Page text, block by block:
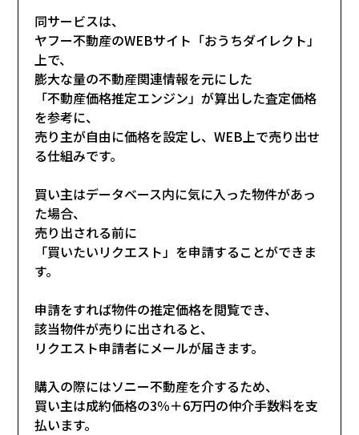
同サービスは、
ヤフー不動産のWEBサイト「おうちダイレクト」
上で、
膨大な量の不動産関連情報を元にした
「不動産価格推定エンジン」が算出した査定価格
を参考に、
売り主が自由に価格を設定し、WEB上で売り出せ
る仕組みです。
買い主はデータベース内に気に入った物件があっ
た場合、
売り出される前に
「買いたいリクエスト」を申請することができま
す。
申請をすれば物件の推定価格を閲覧でき、
該当物件が売りに出されると、
リクエスト申請者にメールが届きます。
購入の際にはソニー不動産を介するため、
買い主は成約価格の3％＋6万円の仲介手数料を支
払います。